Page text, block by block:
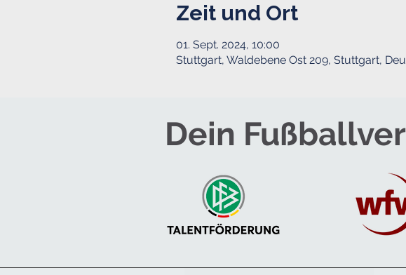
Zeit und Ort
01. Sept. 2024, 10:00
Stuttgart, Waldebene Ost 209, Stuttgart,
Dein